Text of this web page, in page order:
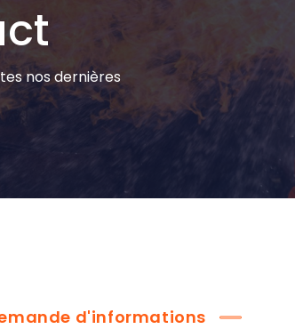
nos dernières
d'informations